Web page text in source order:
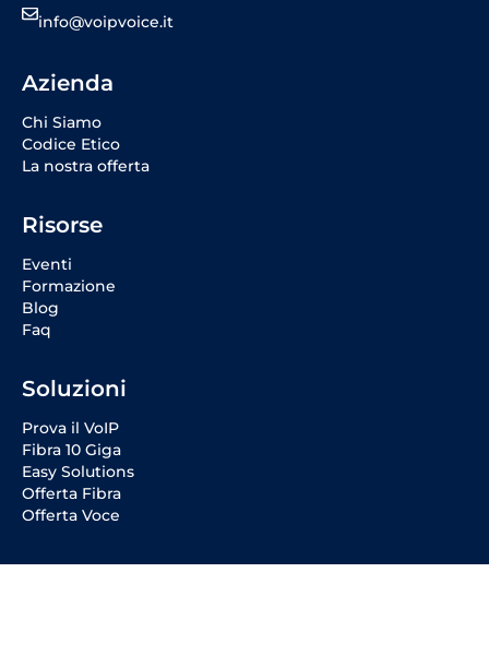
info@voipvoice.it
Azienda
Chi Siamo
Codice Etico
La nostra offerta
Risorse
Eventi
Formazione
Blog
Faq
Soluzioni
Prova il VoIP
Fibra 10 Giga
Easy Solutions
Offerta Fibra
Offerta Voce